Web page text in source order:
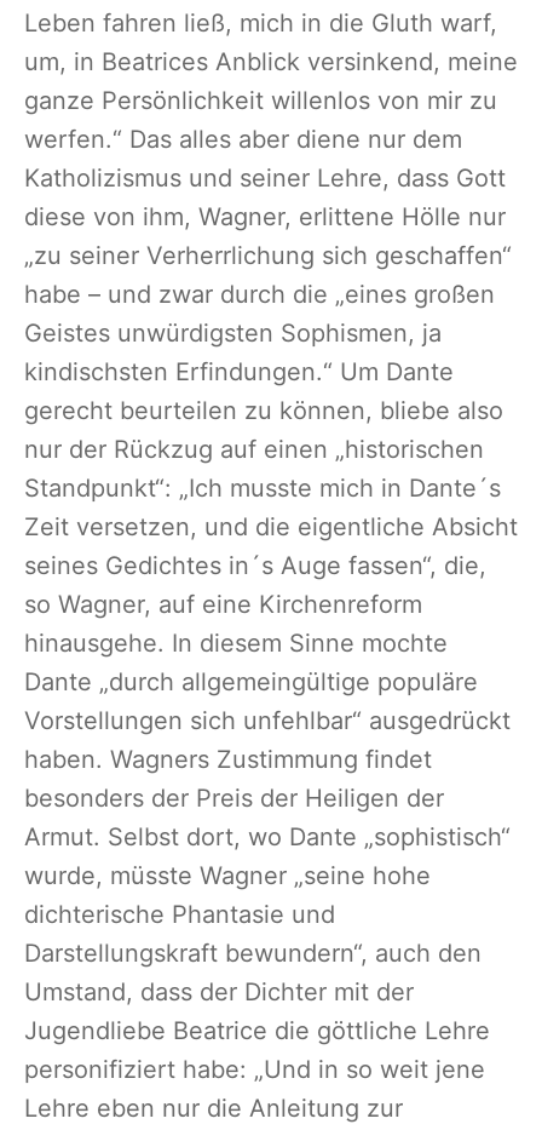
Leben fahren ließ, mich in die Gluth warf,
um, in Beatrices Anblick versinkend, meine
ganze Persönlichkeit willenlos von mir zu
werfen.“ Das alles aber diene nur dem
Katholizismus und seiner Lehre, dass Gott
diese von ihm, Wagner, erlittene Hölle nur
„zu seiner Verherrlichung sich geschaffen“
habe – und zwar durch die „eines großen
Geistes unwürdigsten Sophismen, ja
kindischsten Erfindungen.“ Um Dante
gerecht beurteilen zu können, bliebe also
nur der Rückzug auf einen „historischen
Standpunkt“: „Ich musste mich in Dante´s
Zeit versetzen, und die eigentliche Absicht
seines Gedichtes in´s Auge fassen“, die,
so Wagner, auf eine Kirchenreform
hinausgehe. In diesem Sinne mochte
Dante „durch allgemeingültige populäre
Vorstellungen sich unfehlbar“ ausgedrückt
haben. Wagners Zustimmung findet
besonders der Preis der Heiligen der
Armut. Selbst dort, wo Dante „sophistisch“
wurde, müsste Wagner „seine hohe
dichterische Phantasie und
Darstellungskraft bewundern“, auch den
Umstand, dass der Dichter mit der
Jugendliebe Beatrice die göttliche Lehre
personifiziert habe: „Und in so weit jene
Lehre eben nur die Anleitung zur